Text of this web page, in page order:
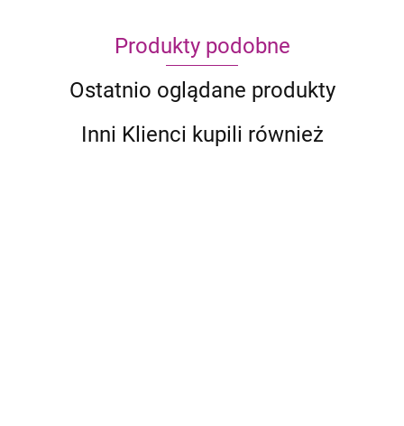
Produkty podobne
Ostatnio oglądane produkty
Inni Klienci kupili również